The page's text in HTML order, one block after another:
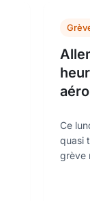
Ce
quasi
grève